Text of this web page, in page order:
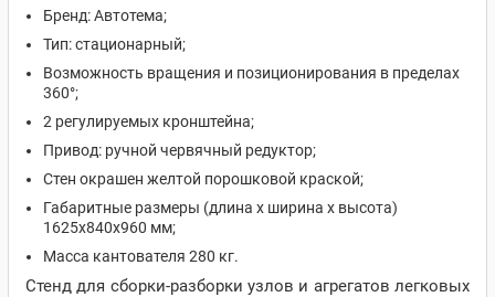
Бренд: Автотема;
Тип: стационарный;
Возможность вращения и позиционирования в пределах
360°;
2 регулируемых кронштейна;
Привод: ручной червячный редуктор;
Стен окрашен желтой порошковой краской;
Габаритные размеры (длина х ширина х высота)
1625х840х960 мм;
Масса кантователя 280 кг.
Стенд для сборки-разборки узлов и агрегатов легковых